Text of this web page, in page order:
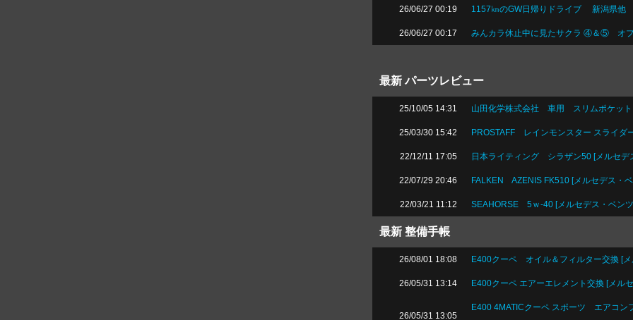
26/06/27 00:19 1157㎞のGW日帰りドライブ 新潟県他
26/06/27 00:17 みんカラ休止中に見たサクラ ④＆⑤ オ
最新 パーツレビュー
25/10/05 14:31 山田化学株式会社 車用 スリムポケット
25/03/30 15:42 PROSTAFF レインモンスター スライダ
22/12/11 17:05 日本ライティング シラザン50 [メルセデ
22/07/29 20:46 FALKEN AZENIS FK510 [メルセデス・
22/03/21 11:12 SEAHORSE 5ｗ-40 [メルセデス・ベン
最新 整備手帳
26/08/01 18:08 E400クーペ オイル＆フィルター交換 [
26/05/31 13:14 E400クーペ エアーエレメント交換 [メル
26/05/31 13:05
E400 4MATICクーペ スポーツ エアコン